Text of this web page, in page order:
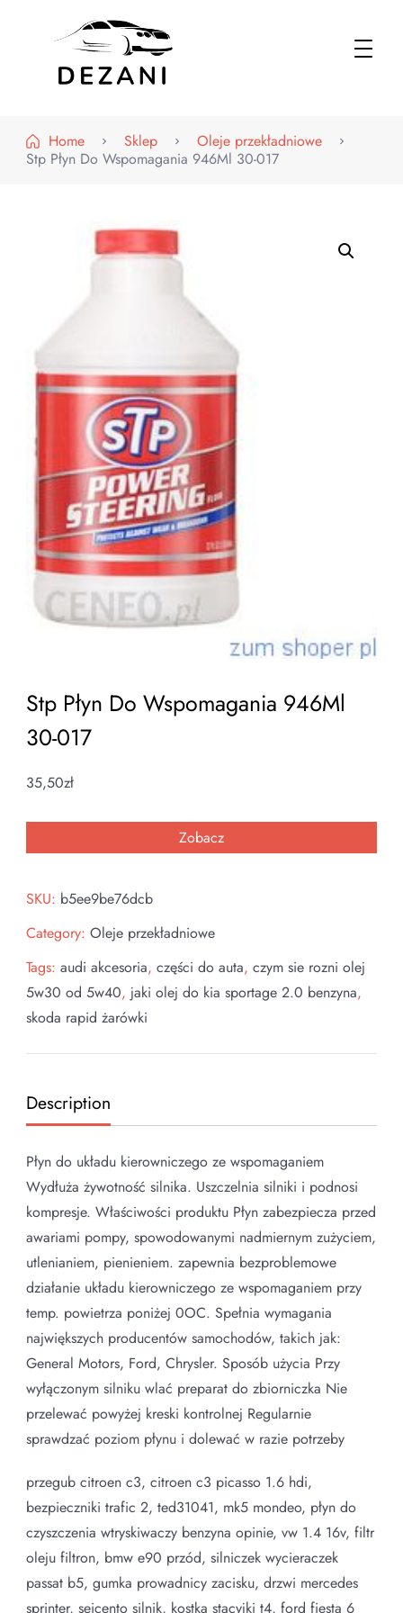
Home
Sklep
Oleje przekładniowe
Stp Płyn Do Wspomagania 946Ml 30-017
Stp Płyn Do Wspomagania 946Ml
30-017
35,50zł
Zobacz
SKU: b5ee9be76dcb
Category: Oleje przekładniowe
Tags: audi akcesoria, części do auta, czym sie rozni olej
5w30 od 5w40, jaki olej do kia sportage 2.0 benzyna,
skoda rapid żarówki
Description
Płyn do układu kierowniczego ze wspomaganiem
Wydłuża żywotność silnika. Uszczelnia silniki i podnosi
kompresje. Właściwości produktu Płyn zabezpiecza przed
awariami pompy, spowodowanymi nadmiernym zużyciem,
utlenianiem, pienieniem. zapewnia bezproblemowe
działanie układu kierowniczego ze wspomaganiem przy
temp. powietrza poniżej 0OC. Spełnia wymagania
największych producentów samochodów, takich jak:
General Motors, Ford, Chrysler. Sposób użycia Przy
wyłączonym silniku wlać preparat do zbiorniczka Nie
przelewać powyżej kreski kontrolnej Regularnie
sprawdzać poziom płynu i dolewać w razie potrzeby
przegub citroen c3, citroen c3 picasso 1.6 hdi,
bezpieczniki trafic 2, ted31041, mk5 mondeo, płyn do
czyszczenia wtryskiwaczy benzyna opinie, vw 1.4 16v, filtr
oleju filtron, bmw e90 przód, silniczek wycieraczek
passat b5, gumka prowadnicy zacisku, drzwi mercedes
sprinter, seicento silnik, kostka stacyjki t4, ford fiesta 6